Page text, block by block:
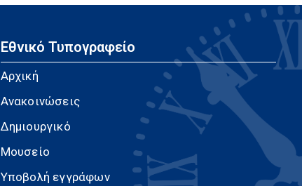
Εθνικό Τυπογραφείο
Αρχική
Ανακοινώσεις
Δημιουργικό
Μουσείο
Υποβολή εγγράφων